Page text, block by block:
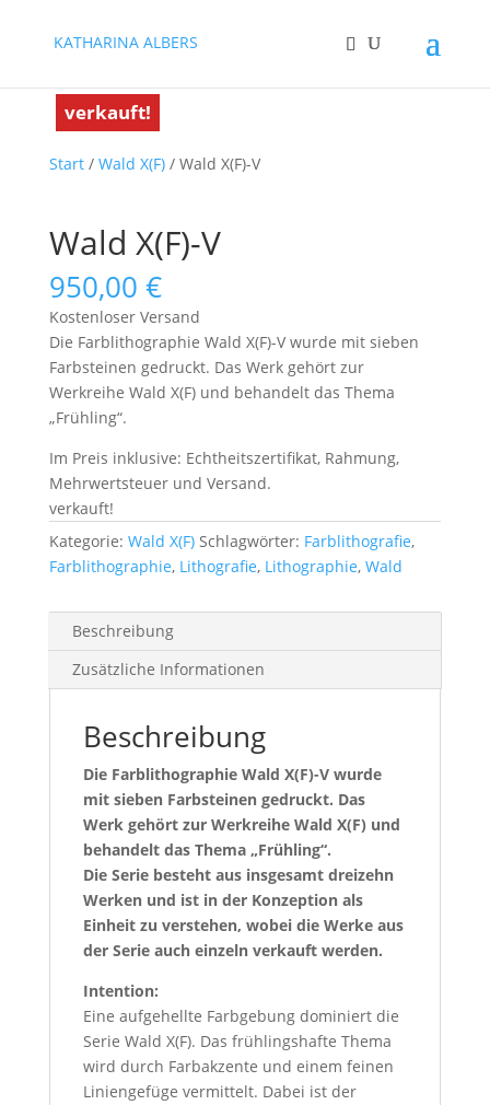
KATHARINA ALBERS
Start/ Wald X(F)/ Wald X(F)-V
verkauft!
Wald X(F)-V
950,00 €
Kostenloser Versand
Die Farblithographie Wald X(F)-V wurde mit sieben
Farbsteinen gedruckt. Das Werk gehört zur
Werkreihe Wald X(F) und behandelt das Thema
„Frühling“.
Im Preis inklusive: Echtheitszertifikat, Rahmung,
Mehrwertsteuer und Versand.
verkauft!
Kategorie: Wald X(F) Schlagwörter: Farblithografie,
Farblithographie, Lithografie, Lithographie, Wald
Beschreibung
Zusätzliche Informationen
Beschreibung
Die Farblithographie Wald X(F)-V wurde
mit sieben Farbsteinen gedruckt. Das
Werk gehört zur Werkreihe Wald X(F) und
behandelt das Thema „Frühling“.
Die Serie besteht aus insgesamt dreizehn
Werken und ist in der Konzeption als
Einheit zu verstehen, wobei die Werke aus
der Serie auch einzeln verkauft werden.
Intention:
Eine aufgehellte Farbgebung dominiert die
Serie Wald X(F). Das frühlingshafte Thema
wird durch Farbakzente und einem feinen
Liniengefüge vermittelt. Dabei ist der
verkauft!